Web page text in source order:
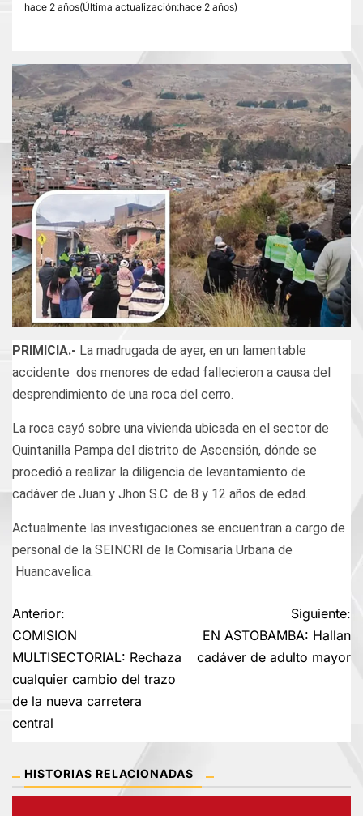
hace 2 años(Última actualización:hace 2 años)
PRIMICIA.- La madrugada de ayer, en un lamentable
accidente dos menores de edad fallecieron a causa del
desprendimiento de una roca del cerro.
La roca cayó sobre una vivienda ubicada en el sector de
Quintanilla Pampa del distrito de Ascensión, dónde se
procedió a realizar la diligencia de levantamiento de
cadáver de Juan y Jhon S.C. de 8 y 12 años de edad.
Actualmente las investigaciones se encuentran a cargo de
personal de la SEINCRI de la Comisaría Urbana de
Huancavelica.
Navegación
de
entradas
Anterior:
COMISION
MULTISECTORIAL: Rechaza
cualquier cambio del trazo
de la nueva carretera
central
Siguiente:
EN ASTOBAMBA: Hallan
cadáver de adulto mayor
HISTORIAS RELACIONADAS